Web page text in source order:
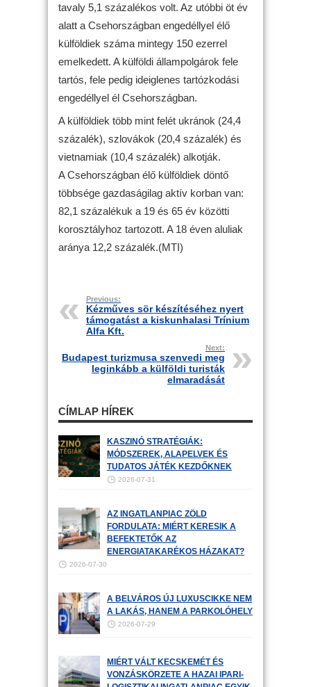
tavaly 5,1 százalékos volt. Az utóbbi öt év
alatt a Csehországban engedéllyel élő
külföldiek száma mintegy 150 ezerrel
emelkedett. A külföldi állampolgárok fele
tartós, fele pedig ideiglenes tartózkodási
engedéllyel él Csehországban.
A külföldiek több mint felét ukránok (24,4
százalék), szlovákok (20,4 százalék) és
vietnamiak (10,4 százalék) alkotják.
A Csehországban élő külföldiek döntő
többsége gazdaságilag aktív korban van:
82,1 százalékuk a 19 és 65 év közötti
korosztályhoz tartozott. A 18 éven aluliak
aránya 12,2 százalék.(MTI)
Previous:
Kézműves sör készítéséhez nyert
támogatást a kiskunhalasi Trínium
Alfa Kft.
Next:
Budapest turizmusa szenvedi meg
leginkább a külföldi turisták
elmaradását
CÍMLAP HÍREK
KASZINÓ STRATÉGIÁK:
MÓDSZEREK, ALAPELVEK ÉS
TUDATOS JÁTÉK KEZDŐKNEK
2026-07-31
AZ INGATLANPIAC ZÖLD
FORDULATA: MIÉRT KERESIK A
BEFEKTETŐK AZ
ENERGIATAKARÉKOS HÁZAKAT?
2026-07-30
A BELVÁROS ÚJ LUXUSCIKKE NEM
A LAKÁS, HANEM A PARKOLÓHELY
2026-07-29
MIÉRT VÁLT KECSKEMÉT ÉS
VONZÁSKÖRZETE A HAZAI IPARI-